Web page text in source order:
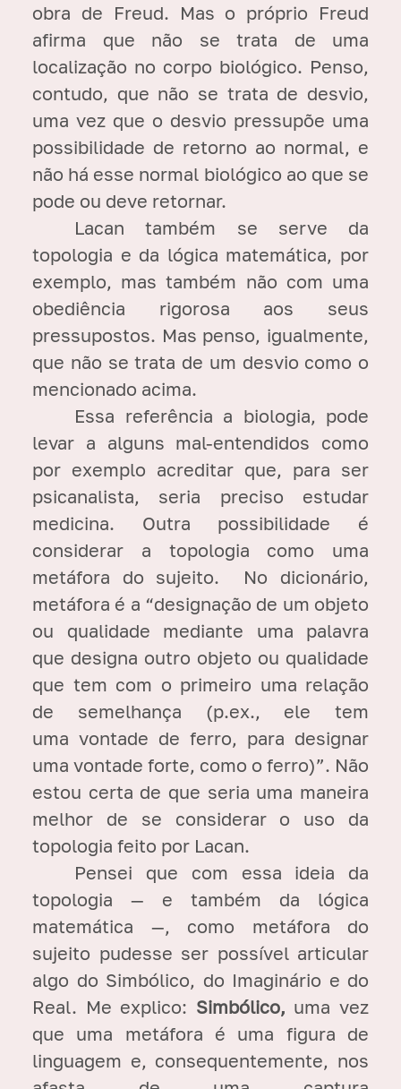
obra de Freud. Mas o próprio Freud
afirma que não se trata de uma
localização no corpo biológico. Penso,
contudo, que não se trata de desvio,
uma vez que o desvio pressupõe uma
possibilidade de retorno ao normal, e
não há esse normal biológico ao que se
pode ou deve retornar.
Lacan também se serve da
topologia e da lógica matemática, por
exemplo, mas também não com uma
obediência rigorosa aos seus
pressupostos. Mas penso, igualmente,
que não se trata de um desvio como o
mencionado acima.
Essa referência a biologia, pode
levar a alguns mal-entendidos como
por exemplo acreditar que, para ser
psicanalista, seria preciso estudar
medicina. Outra possibilidade é
considerar a topologia como uma
metáfora do sujeito. No dicionário,
metáfora é a “designação de um objeto
ou qualidade mediante uma palavra
que designa outro objeto ou qualidade
que tem com o primeiro uma relação
de semelhança (p.ex., ele tem
uma vontade de ferro, para designar
uma vontade forte, como o ferro)”. Não
estou certa de que seria uma maneira
melhor de se considerar o uso da
topologia feito por Lacan.
Pensei que com essa ideia da
topologia — e também da lógica
matemática —, como metáfora do
sujeito pudesse ser possível articular
algo do Simbólico, do Imaginário e do
Real. Me explico: Simbólico, uma vez
que uma metáfora é uma figura de
linguagem e, consequentemente, nos